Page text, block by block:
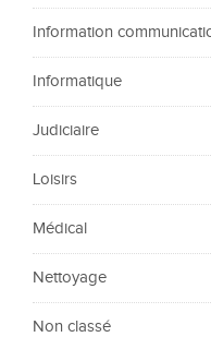
Information
Informatique
Judiciaire
Loisirs
Médical
Nettoyage
Non classé